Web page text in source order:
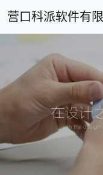
营口科派软件有